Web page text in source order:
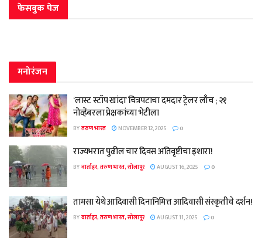
फेसबुक पेज
मनोरंजन
‘लास्ट स्टॉप खांदा’ चित्रपटाचा दमदार ट्रेलर लाँच ; २१
नोव्हेंबरला प्रेक्षकांच्या भेटीला
BYतरुण भारत NOVEMBER 12, 2025 0
राज्यभरात पुढील चार दिवस अतिवृष्टीचा इशारा!
BYवार्ताहर, तरुण भारत, सोलापूर AUGUST 16, 2025 0
तामसा येथे आदिवासी दिनानिमित्त आदिवासी संस्कृतीचे दर्शन!
BYवार्ताहर, तरुण भारत, सोलापूर AUGUST 11, 2025 0